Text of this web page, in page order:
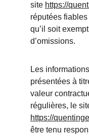
site https://
réputées
qu’il soit
d’omissions.
Les
présentées à
valeur
régulières, le
https://
être tenu